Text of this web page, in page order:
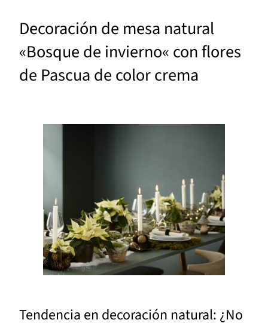
Decoración de mesa natural
«Bosque de invierno« con flores
de Pascua de color crema
Tendencia en decoración natural: ¿No